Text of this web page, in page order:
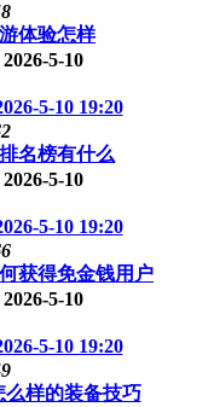
体验怎样
2026-5-10
5-10 19:20
名榜有什么
2026-5-10
5-10 19:20
获得免金钱用户
2026-5-10
5-10 19:20
么样的装备技巧